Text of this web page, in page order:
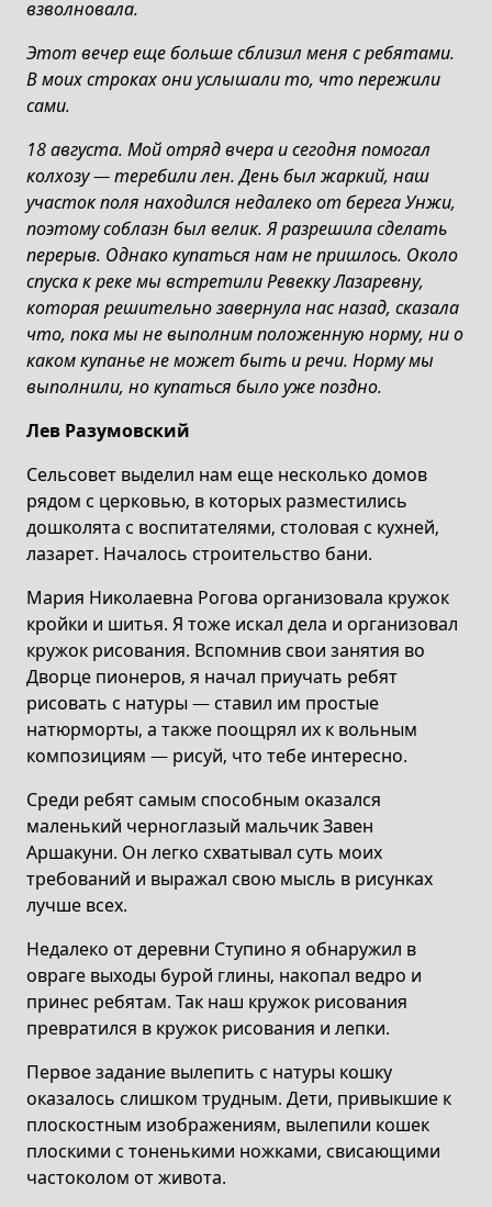
взволновала.
Этот вечер еще больше сблизил меня с ребятами.
В моих строках они услышали то, что пережили
сами.
18 августа. Мой отряд вчера и сегодня помогал
колхозу—теребили лен. День был жаркий, наш
участок поля находился недалеко от берега Унжи,
поэтому соблазн был велик. Я разрешила сделать
перерыв. Однако купаться нам не пришлось. Около
спуска к реке мы встретили Ревекку Лазаревну,
которая решительно завернула нас назад, сказала
что, пока мы не выполним положенную норму, ни о
каком купанье не может быть и речи. Норму мы
выполнили, но купаться было уже поздно.
Лев Разумовский
Сельсовет выделил нам еще несколько домов
рядом с церковью, в которых разместились
дошколята с воспитателями, столовая с кухней,
лазарет. Началось строительство бани.
Мария Николаевна Рогова организовала кружок
кройки и шитья. Я тоже искал дела и организовал
кружок рисования. Вспомнив свои занятия во
Дворце пионеров, я начал приучать ребят
рисовать с натуры — ставил им простые
натюрморты, а также поощрял их к вольным
композициям — рисуй, что тебе интересно.
Среди ребят самым способным оказался
маленький черноглазый мальчик Завен
Аршакуни. Он легко схватывал суть моих
требований и выражал свою мысль в рисунках
лучше всех.
Недалеко от деревни Ступино я обнаружил в
овраге выходы бурой глины, накопал ведро и
принес ребятам. Так наш кружок рисования
превратился в кружок рисования и лепки.
Первое задание вылепить с натуры кошку
оказалось слишком трудным. Дети, привыкшие к
плоскостным изображениям, вылепили кошек
плоскими с тоненькими ножками, свисающими
частоколом от живота.